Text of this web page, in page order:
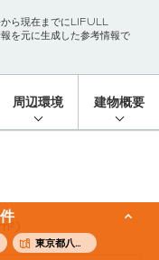
東京都八王子市
から現在までにLIFULL
を元に生成した参考情報で
周辺環境 建物概要